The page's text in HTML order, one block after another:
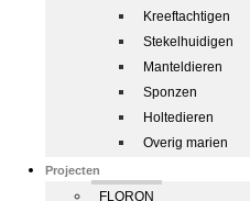
Kreeftachtigen
Stekelhuidigen
Manteldieren
Sponzen
Holtedieren
Overig marien
Projecten
FLORON